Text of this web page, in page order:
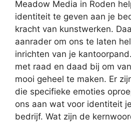
Meadow Media in Roden
identiteit te geven aan je
kracht van kunstwerken.
aanrader om ons te laten
inrichten van je
met raad en daad bij om
mooi geheel te maken. Er
die specifieke emoties
ons aan wat voor identiteit
bedrijf. Wat zijn de